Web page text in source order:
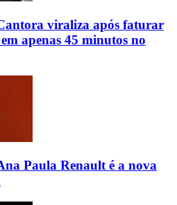
viraliza após faturar
apenas 45 minutos no
Paula Renault é a nova